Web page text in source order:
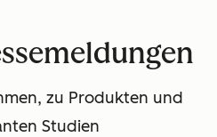
zu Produkten und
Studien